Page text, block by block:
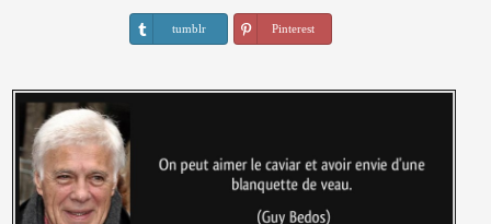
tumblr Pinterest